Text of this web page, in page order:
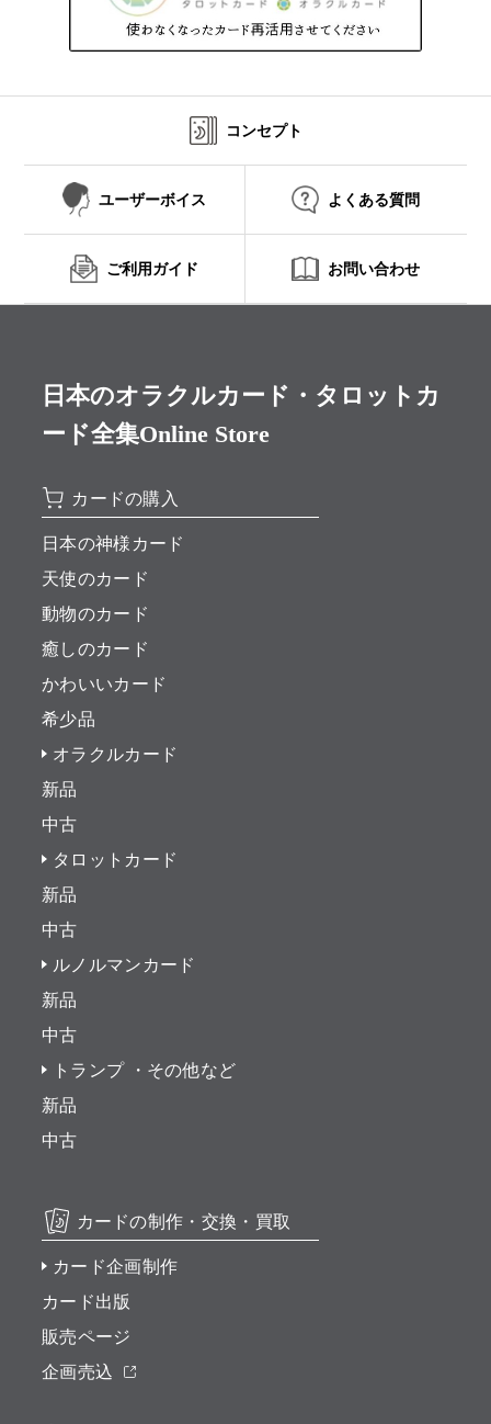
コンセプト
ユーザーボイス よくある質問
ご利用ガイド お問い合わせ
日本のオラクルカード・タロットカ
ード全集Online Store
カードの購入
日本の神様カード
天使のカード
動物のカード
癒しのカード
かわいいカード
希少品
オラクルカード
新品
中古
タロットカード
新品
中古
ルノルマンカード
新品
中古
トランプ ・その他など
新品
中古
カードの制作・交換・買取
カード企画制作
カード出版
販売ページ
企画売込